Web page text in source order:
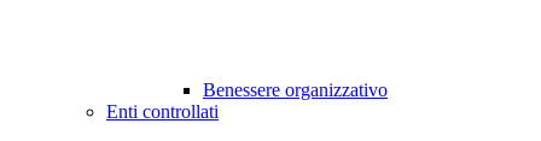
Benessere organizzativo
Enti controllati